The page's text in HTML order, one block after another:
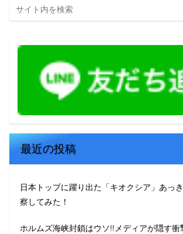
最近の投稿
日本トップに躍り出た「キオクシア」あっ
察してみた！
ホルムズ海峡封鎖はウソ‼️メディアが隠す衝